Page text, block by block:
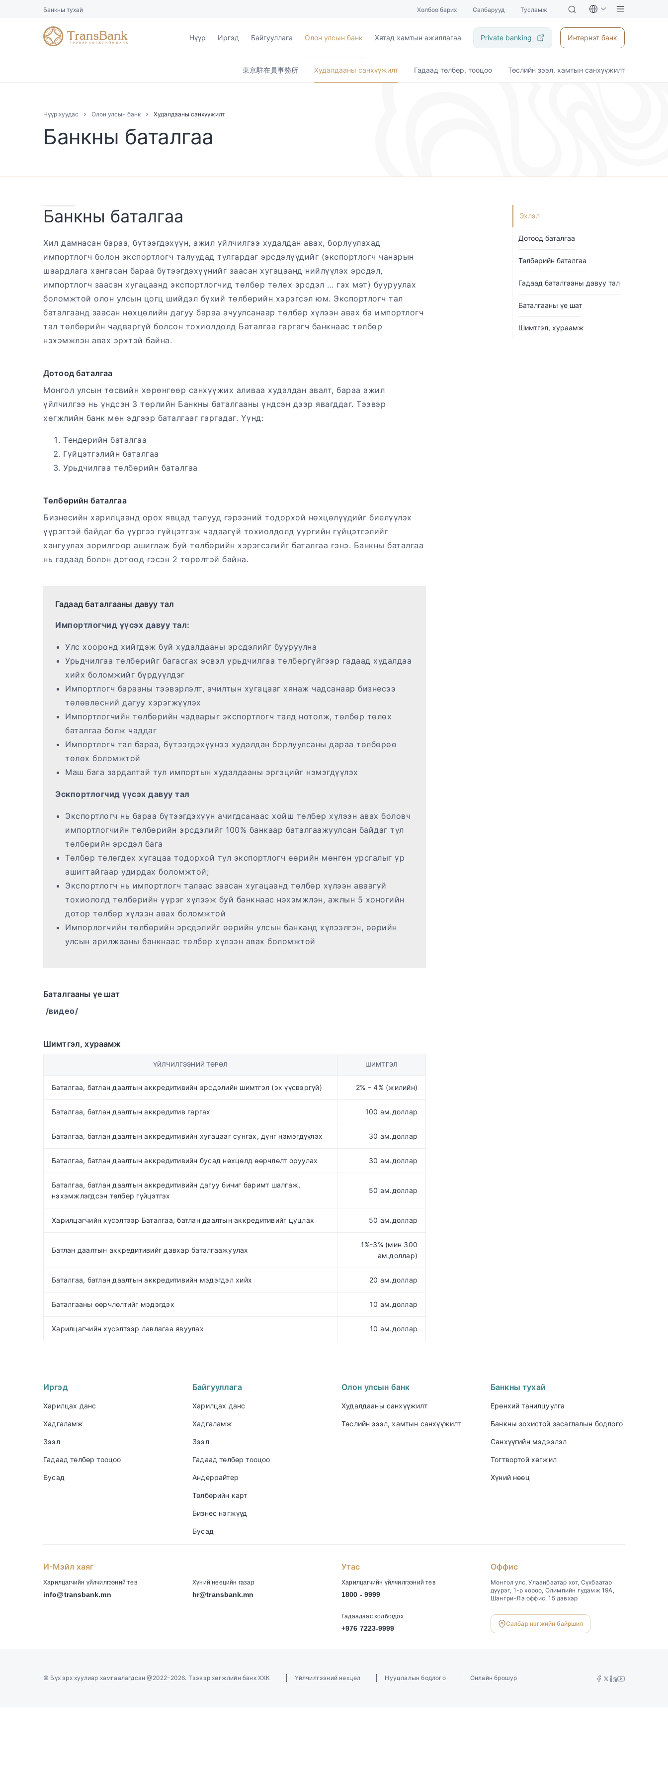
Банкны тухай Холбоо барих Салбарууд Тусламж
Нүүр Иргэд Байгууллага Олон улсын банк Хятад хамтын ажиллагаа Private banking Интернэт банк
東京駐在員事務所 Худалдааны санхүүжилт Гадаад төлбөр, тооцоо Төслийн зээл, хамтын санхүүжилт
Нүүр хуудас Олон улсын банк Худалдааны санхүүжилт
Банкны баталгаа
Банкны баталгаа
Хил дамнасан бараа, бүтээгдэхүүн, ажил үйлчилгээ худалдан авах, борлуулахад
импортлогч болон экспортлогч талуудад тулгардаг эрсдэлүүдийг (экспортлогч чанарын
шаардлага хангасан бараа бүтээгдэхүүнийг заасан хугацаанд нийлүүлэх эрсдэл,
импортлогч заасан хугацаанд экспортлогчид төлбөр төлөх эрсдэл ... гэх мэт) бууруулах
боломжтой олон улсын цогц шийдэл бүхий төлбөрийн хэрэгсэл юм. Экспортлогч тал
баталгаанд заасан нөхцөлийн дагуу бараа ачуулсанаар төлбөр хүлээн авах ба импортлогч
тал төлбөрийн чадваргүй болсон тохиолдолд Баталгаа гаргагч банкнаас төлбөр
нэхэмжлэн авах эрхтэй байна.
Дотоод баталгаа
Монгол улсын төсвийн хөрөнгөөр санхүүжих аливаа худалдан авалт, бараа ажил
үйлчилгээ нь үндсэн 3 төрлийн Банкны баталгааны үндсэн дээр явагддаг. Тээвэр
хөгжлийн банк мөн эдгээр баталгааг гаргадаг. Үүнд:
Тендерийн баталгаа
Гүйцэтгэлийн баталгаа
Урьдчилгаа төлбөрийн баталгаа
Төлбөрийн баталгаа
Бизнесийн харилцаанд орох явцад талууд гэрээний тодорхой нөхцөлүүдийг биелүүлэх
үүрэгтэй байдаг ба үүргээ гүйцэтгэж чадаагүй тохиолдолд үүргийн гүйцэтгэлийг
хангуулах зорилгоор ашиглаж буй төлбөрийн хэрэгсэлийг баталгаа гэнэ. Банкны баталгаа
нь гадаад болон дотоод гэсэн 2 төрөлтэй байна.
Гадаад баталгааны давуу тал
Импортлогчид үүсэх давуу тал:
Улс хооронд хийгдэж буй худалдааны эрсдэлийг бууруулна
Урьдчилгаа төлбөрийг багасгах эсвэл урьдчилгаа төлбөргүйгээр гадаад худалдаа
хийх боломжийг бүрдүүлдэг
Импортлогч барааны тээвэрлэлт, ачилтын хугацааг хянаж чадсанаар бизнесээ
төлөвлөсний дагуу хэрэгжүүлэх
Импортлогчийн төлбөрийн чадварыг экспортлогч талд нотолж, төлбөр төлөх
баталгаа болж чаддаг
Импортлогч тал бараа, бүтээгдэхүүнээ худалдан борлуулсаны дараа төлбөрөө
төлөх боломжтой
Маш бага зардалтай тул импортын худалдааны эргэцийг нэмэгдүүлэх
Эскпортлогчид үүсэх давуу тал
Экспортлогч нь бараа бүтээгдэхүүн ачигдсанаас хойш төлбөр хүлээн авах боловч
импортлогчийн төлбөрийн эрсдэлийг 100% банкаар баталгаажуулсан байдаг тул
төлбөрийн эрсдэл бага
Төлбөр төлөгдөх хугацаа тодорхой тул экспортлогч өөрийн мөнгөн урсгалыг үр
ашигтайгаар удирдах боломжтой;
Экспортлогч нь импортлогч талаас заасан хугацаанд төлбөр хүлээн аваагүй
тохиололд төлбөрийн үүрэг хүлээж буй банкнаас нэхэмжлэн, ажлын 5 хоногийн
дотор төлбөр хүлээн авах боломжтой
Импорлогчийн төлбөрийн эрсдэлийг өөрийн улсын банканд хүлээлгэн, өөрийн
улсын арилжааны банкнаас төлбөр хүлээн авах боломжтой
Баталгааны үе шат
/видео/
Шимтгэл, хураамж
ҮЙЛЧИЛГЭЭНИЙ ТӨРӨЛ ШИМТГЭЛ
Баталгаа, батлан даалтын аккредитивийн эрсдэлийн шимтгэл (эх үүсвэргүй) 2% – 4% (жилийн)
Баталгаа, батлан даалтын аккредитив гаргах 100 ам.доллар
Баталгаа, батлан даалтын аккредитивийн хугацааг сунгах, дүнг нэмэгдүүлэх 30 ам.доллар
Баталгаа, батлан даалтын аккредитивийн бусад нөхцөлд өөрчлөлт оруулах 30 ам.доллар
Баталгаа, батлан даалтын аккредитивийн дагуу бичиг баримт шалгаж,
нэхэмжлэгдсэн төлбөр гүйцэтгэх
50 ам.доллар
Харилцагчийн хүсэлтээр Баталгаа, батлан даалтын аккредитивийг цуцлах 50 ам.доллар
Батлан даалтын аккредитивийг давхар баталгаажуулах
1%-3% (мин 300
ам.доллар)
Баталгаа, батлан даалтын аккредитивийн мэдэгдэл хийх 20 ам.доллар
Баталгааны өөрчлөлтийг мэдэгдэх 10 ам.доллар
Харилцагчийн хүсэлтээр лавлагаа явуулах 10 ам.доллар
Эхлэл
Дотоод баталгаа
Төлбөрийн баталгаа
Гадаад баталгааны давуу тал
Баталгааны үе шат
Шимтгэл, хураамж
Иргэд
Харилцах данс
Хадгаламж
Зээл
Гадаад төлбөр тооцоо
Бусад
Байгууллага
Харилцах данс
Хадгаламж
Зээл
Гадаад төлбөр тооцоо
Андеррайтер
Төлбөрийн карт
Бизнес нэгжүүд
Бусад
Олон улсын банк
Худалдааны санхүүжилт
Төслийн зээл, хамтын санхүүжилт
Банкны тухай
Ерөнхий танилцуулга
Банкны зохистой засаглалын бодлого
Санхүүгийн мэдээлэл
Тогтвортой хөгжил
Хүний нөөц
И-Мэйл хаяг
Харилцагчийн үйлчилгээний төв
info@transbank.mn
Хүний нөөцийн газар
hr@transbank.mn
Утас
Харилцагчийн үйлчилгээний төв
1800 - 9999
Гадаадаас холбогдох
+976 7223-9999
Оффис
Монгол улс, Улаанбаатар хот, Сүхбаатар
дүүрэг, 1-р хороо, Олимпийн гудамж 19А,
Шангри-Ла оффис, 15 давхар
Салбар нэгжийн байршил
© Бүх эрх хуулиар хамгаалагдсан @2022-2026. Тээвэр хөгжлийн банк ХХК Үйлчилгээний нөхцөл Нууцлалын бодлого Онлайн брошур